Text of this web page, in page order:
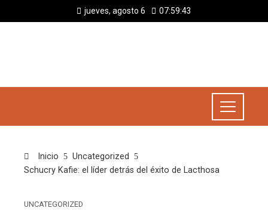
jueves, agosto 6 07:59:43
Inicio
Uncategorized
Schucry Kafie: el líder detrás del éxito de Lacthosa
UNCATEGORIZED